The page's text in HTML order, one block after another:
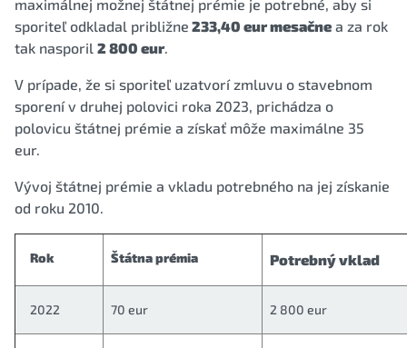
maximálnej možnej štátnej prémie je potrebné, aby si
sporiteľ odkladal približne 233,40 eur mesačne a za rok
tak nasporil 2 800 eur.
V prípade, že si sporiteľ uzatvorí zmluvu o stavebnom
sporení v druhej polovici roka 2023, prichádza o
polovicu štátnej prémie a získať môže maximálne 35
eur.
Vývoj štátnej prémie a vkladu potrebného na jej získanie
od roku 2010.
Rok Štátna prémia Potrebný vklad
2022 70 eur 2 800 eur